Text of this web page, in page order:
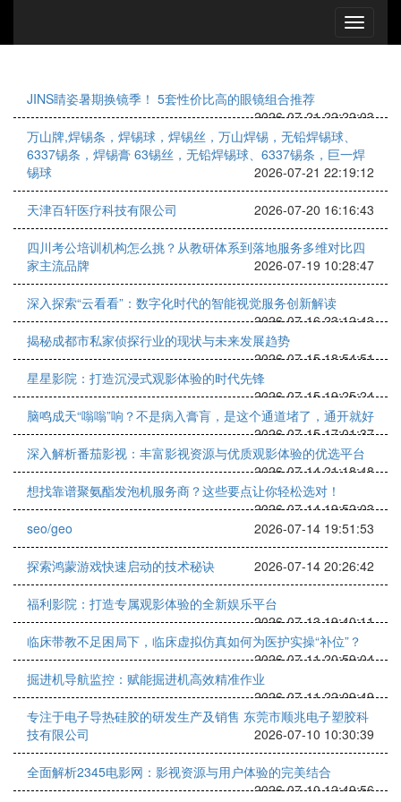
JINS睛姿暑期换镜季！ 5套性价比高的眼镜组合推荐
2026-07-21 22:22:03
万山牌,焊锡条，焊锡球，焊锡丝，万山焊锡，无铅焊锡球、
6337锡条，焊锡膏 63锡丝，无铅焊锡球、6337锡条，巨一焊
锡球
2026-07-21 22:19:12
天津百轩医疗科技有限公司 2026-07-20 16:16:43
四川考公培训机构怎么挑？从教研体系到落地服务多维对比四
家主流品牌
2026-07-19 10:28:47
深入探索“云看看”：数字化时代的智能视觉服务创新解读
2026-07-16 23:12:43
揭秘成都市私家侦探行业的现状与未来发展趋势
2026-07-15 18:54:51
星星影院：打造沉浸式观影体验的时代先锋
2026-07-15 19:25:24
脑鸣成天“嗡嗡”响？不是病入膏肓，是这个通道堵了，通开就好
2026-07-15 17:01:37
深入解析番茄影视：丰富影视资源与优质观影体验的优选平台
2026-07-14 21:18:48
想找靠谱聚氨酯发泡机服务商？这些要点让你轻松选对！
2026-07-14 19:52:03
seo/geo
2026-07-14 19:51:53
探索鸿蒙游戏快速启动的技术秘诀 2026-07-14 20:26:42
福利影院：打造专属观影体验的全新娱乐平台
2026-07-13 19:40:11
临床带教不足困局下，临床虚拟仿真如何为医护实操“补位”？
2026-07-11 20:59:04
掘进机导航监控：赋能掘进机高效精准作业
2026-07-11 22:09:49
专注于电子导热硅胶的研发生产及销售 东莞市顺兆电子塑胶科
技有限公司
2026-07-10 10:30:39
全面解析2345电影网：影视资源与用户体验的完美结合
2026-07-10 12:49:56